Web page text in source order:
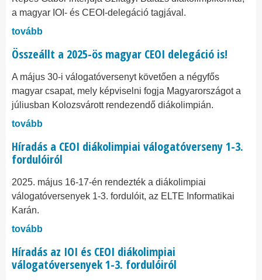
a magyar IOI- és CEOI-delegáció tagjával.
tovább
Összeállt a 2025-ös magyar CEOI delegáció is!
A május 30-i válogatóversenyt követően a négyfős
magyar csapat, mely képviselni fogja Magyarországot a
júliusban Kolozsvárott rendezendő diákolimpián.
tovább
Híradás a CEOI diákolimpiai válogatóverseny 1-3.
fordulóiról
2025. május 16-17-én rendezték a diákolimpiai
válogatóversenyek 1-3. fordulóit, az ELTE Informatikai
Karán.
tovább
Híradás az IOI és CEOI diákolimpiai
válogatóversenyek 1-3. fordulóiról